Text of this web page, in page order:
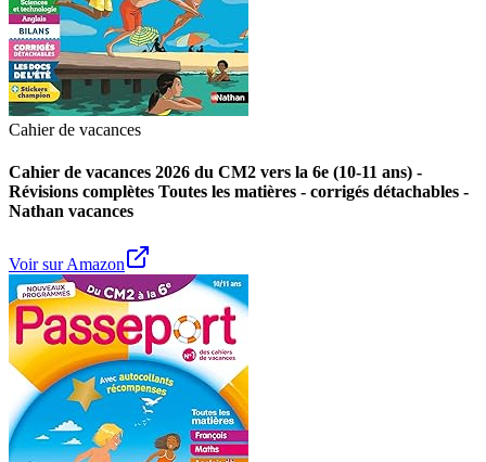
Cahier de vacances
Cahier de vacances 2026 du CM2 vers la 6e (10-11 ans) -
Révisions complètes Toutes les matières - corrigés détachables -
Nathan vacances
Voir sur Amazon